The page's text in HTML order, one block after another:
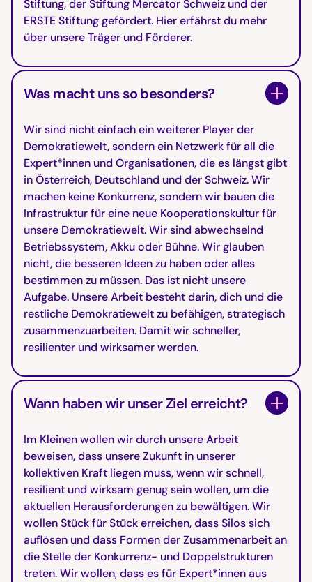
Stiftung, der Stiftung Mercator Schweiz und der
ERSTE Stiftung gefördert. Hier erfährst du mehr
über unsere Träger und Förderer.
Was macht uns so besonders?
Wir sind nicht einfach ein weiterer Player der
Demokratiewelt, sondern ein Netzwerk für all die
Expert*innen und Organisationen, die es längst gibt
in Österreich, Deutschland und der Schweiz. Wir
machen keine Konkurrenz, sondern wir bauen die
Infrastruktur für eine neue Kooperationskultur für
unsere Demokratiewelt. Wir sind abwechselnd
Betriebssystem, Akku oder Bühne. Wir glauben
nicht, die besseren Ideen zu haben oder alles
bestimmen zu müssen. Das ist nicht unsere
Aufgabe. Unsere Arbeit besteht darin, dich und die
restliche Demokratiewelt zu befähigen, strategisch
zusammenzuarbeiten. Damit wir schneller,
resilienter und wirksamer werden.
Wann haben wir unser Ziel erreicht?
Im Kleinen wollen wir durch unsere Arbeit
beweisen, dass unsere Zukunft in unserer
kollektiven Kraft liegen muss, wenn wir schnell,
resilient und wirksam genug sein wollen, um die
aktuellen Herausforderungen zu bewältigen. Wir
wollen Stück für Stück erreichen, dass Silos sich
auflösen und dass Formen der Zusammenarbeit an
die Stelle der Konkurrenz- und Doppelstrukturen
treten. Wir wollen, dass es für Expert*innen aus